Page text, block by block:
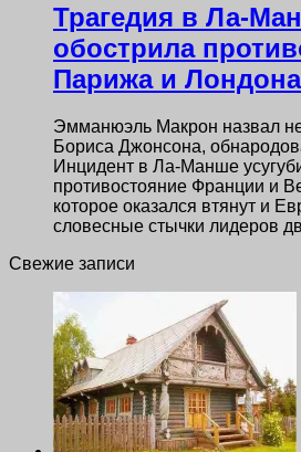
Трагедия в Ла-
обострила
Парижа и Лондона
Эмманюэль Макрон назвал
Бориса Джонсона,
Инцидент в Ла-Манше
противостояние Франции и
которое оказался втянут и
словесные стычки лидеров
Свежие записи